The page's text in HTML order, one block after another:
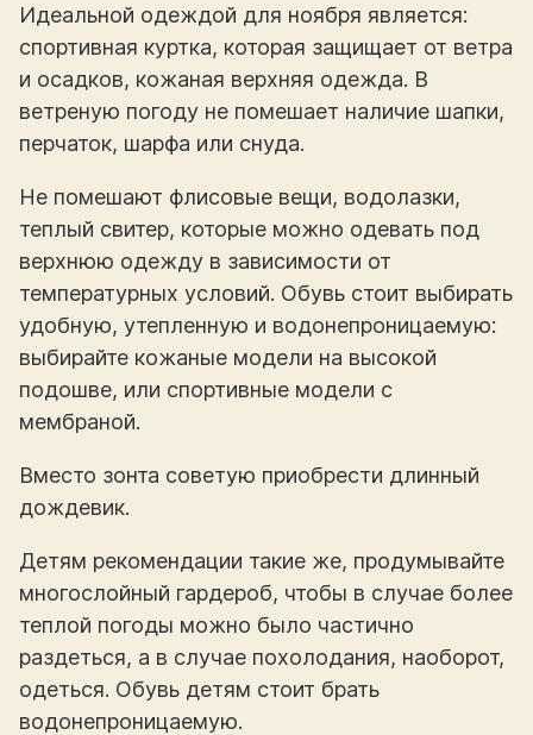
Идеальной одеждой для ноября является:
спортивная куртка, которая защищает от ветра
и осадков, кожаная верхняя одежда. В
ветреную погоду не помешает наличие шапки,
перчаток, шарфа или снуда.
Не помешают флисовые вещи, водолазки,
теплый свитер, которые можно одевать под
верхнюю одежду в зависимости от
температурных условий. Обувь стоит выбирать
удобную, утепленную и водонепроницаемую:
выбирайте кожаные модели на высокой
подошве, или спортивные модели с
мембраной.
Вместо зонта советую приобрести длинный
дождевик.
Детям рекомендации такие же, продумывайте
многослойный гардероб, чтобы в случае более
теплой погоды можно было частично
раздеться, а в случае похолодания, наоборот,
одеться. Обувь детям стоит брать
водонепроницаемую.